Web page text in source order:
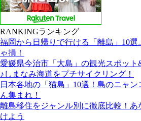
RANKINGランキング
福岡から日帰りで行ける「離島」10選
ゃ損！
愛媛県今治市「大島」の観光スポッ
♪しまなみ海道をプチサイクリング！
日本各地の「猫島」10選！島のニャ
ん集まれ！
離島移住をジャンル別に徹底比較！
けよう